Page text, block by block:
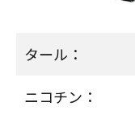
名前
来が
やば
タール：
ニコチン：